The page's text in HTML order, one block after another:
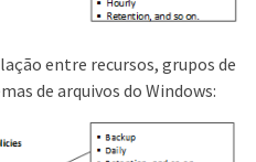
entre recursos, grupos de
de arquivos do Windows: